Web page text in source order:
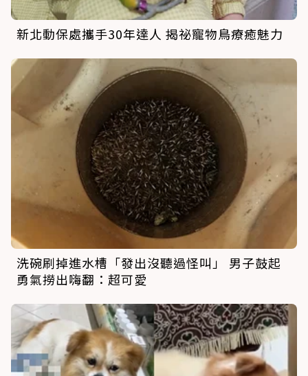
新北動保處攜手30年達人 揭祕寵物鳥療癒魅力
洗碗刷掉進水槽「發出沒聽過怪叫」 男子鼓起
勇氣撈出嗨翻：超可愛